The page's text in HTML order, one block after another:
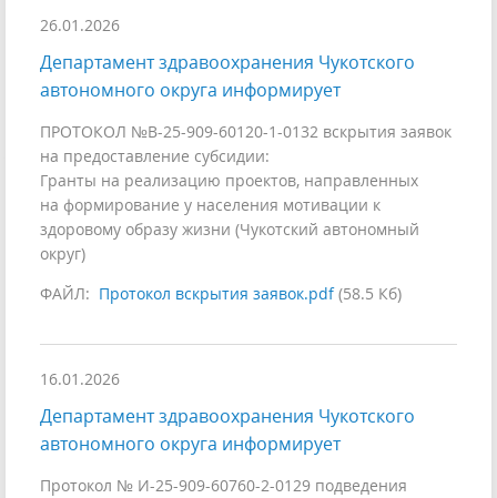
26.01.2026
Департамент здравоохранения Чукотского
автономного округа информирует
ПРОТОКОЛ №В-25-909-60120-1-0132 вскрытия заявок
на предоставление субсидии:
Гранты на реализацию проектов, направленных
на формирование у населения мотивации к
здоровому образу жизни (Чукотский автономный
округ)
ФАЙЛ: Протокол вскрытия заявок.pdf(58.5 Кб)
16.01.2026
Департамент здравоохранения Чукотского
автономного округа информирует
Протокол № И-25-909-60760-2-0129 подведения